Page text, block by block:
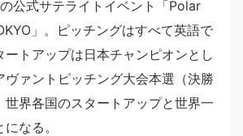
公式サテライトイベント「Polar
」。ピッチングはすべて英語で
ートアップは日本チャンピオンとし
ヴァントピッチング大会本選（決勝
世界各国のスタートアップと世界一
なる。